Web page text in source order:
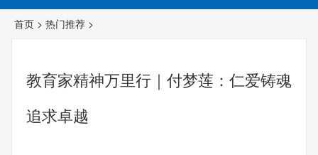
首页 > 热门推荐 >
教育家精神万里行｜付梦莲：仁爱铸魂
追求卓越